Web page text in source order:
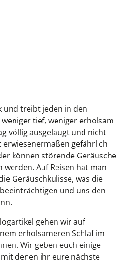
und treibt jeden in den
tief, weniger erholsam
völlig ausgelaugt und nicht
erwiesenermaßen gefährlich
können störende Geräusche
Auf Reisen hat man
Geräuschkulisse, was die
und uns den
gehen wir auf
erholsameren Schlaf im
Wir geben euch einige
denen ihr eure nächste